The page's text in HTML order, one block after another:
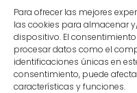
Para ofrecer las mejores
las cookies para almacenar
dispositivo. El
procesar datos como el
identificaciones únicas en
consentimiento, puede
características y funciones.
Aviso legal
Política de Cookies